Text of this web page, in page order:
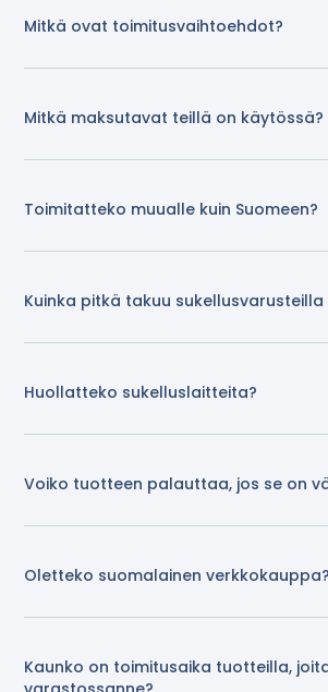
Mitkä ovat toimitusvaihtoehdot?
Mitkä maksutavat teillä on käytössä?
Toimitatteko muualle kuin Suomeen?
Kuinka pitkä takuu sukellusvarusteilla
Huollatteko sukelluslaitteita?
Voiko tuotteen palauttaa, jos se on
Oletteko suomalainen verkkokauppa?
Kaunko on toimitusaika tuotteilla,